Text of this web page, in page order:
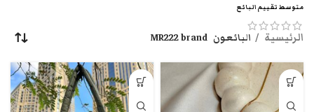
متوسط تقييم البائع
الرئيسية البائعون MR222 brand